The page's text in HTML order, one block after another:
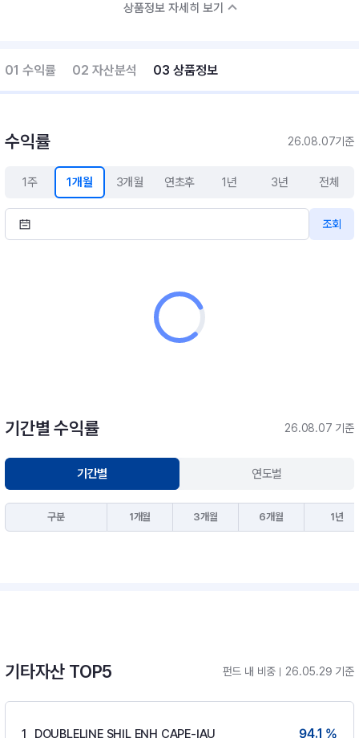
상품정보 자세히 보기
01 수익률 02 자산분석 03 상품정보
수익률 26.08.07기준
1주 1개월 3개월 연초후 1년 3년 전체
조회
기간별 수익률 26.08.07 기준
기간별 연도별
구분 1개월 3개월 6개월 1년
기타자산 TOP5 펀드 내 비중 26.05.29 기준
1 DOUBLELINE SHIL ENH CAPE-IAU 94.1 %